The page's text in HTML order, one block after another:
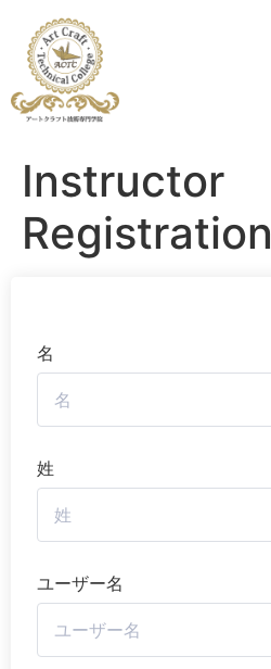
Instructor
Registration
名
姓
ユーザー名